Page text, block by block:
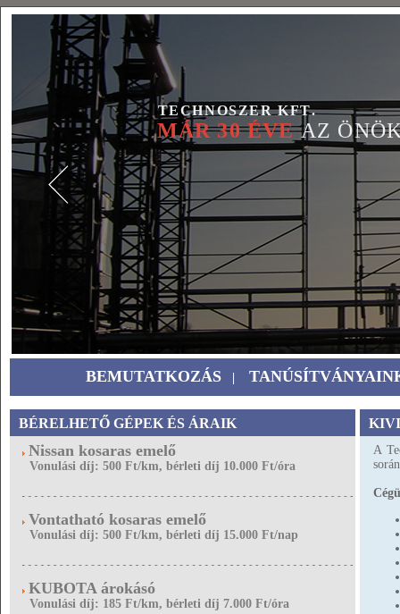
BEMUTATKOZÁS
BÉRELHETŐ GÉPEK ÉS ÁRAIK
Nissan kosaras emelő
Vonulási díj: 500 Ft/km, bérleti díj 10.000 Ft/óra
Vontatható kosaras emelő
Vonulási díj: 500 Ft/km, bérleti díj 15.000 Ft/nap
KUBOTA árokásó
Vonulási díj: 185 Ft/km, bérleti díj 7.000 Ft/óra
A